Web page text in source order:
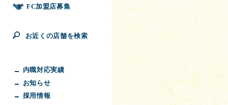
FC加盟店募集
お近くの店舗を検索
内職対応実績
お知らせ
採用情報